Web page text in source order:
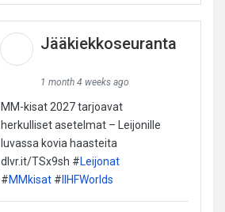
Jääkiekkoseuranta
1 month 4 weeks ago
MM-kisat 2027 tarjoavat
herkulliset asetelmat – Leijonille
luvassa kovia haasteita
dlvr.it/TSx9sh #Leijonat
#MMkisat#IIHFWorlds